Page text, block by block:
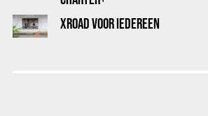
XROAD VOOR IEDEREEN